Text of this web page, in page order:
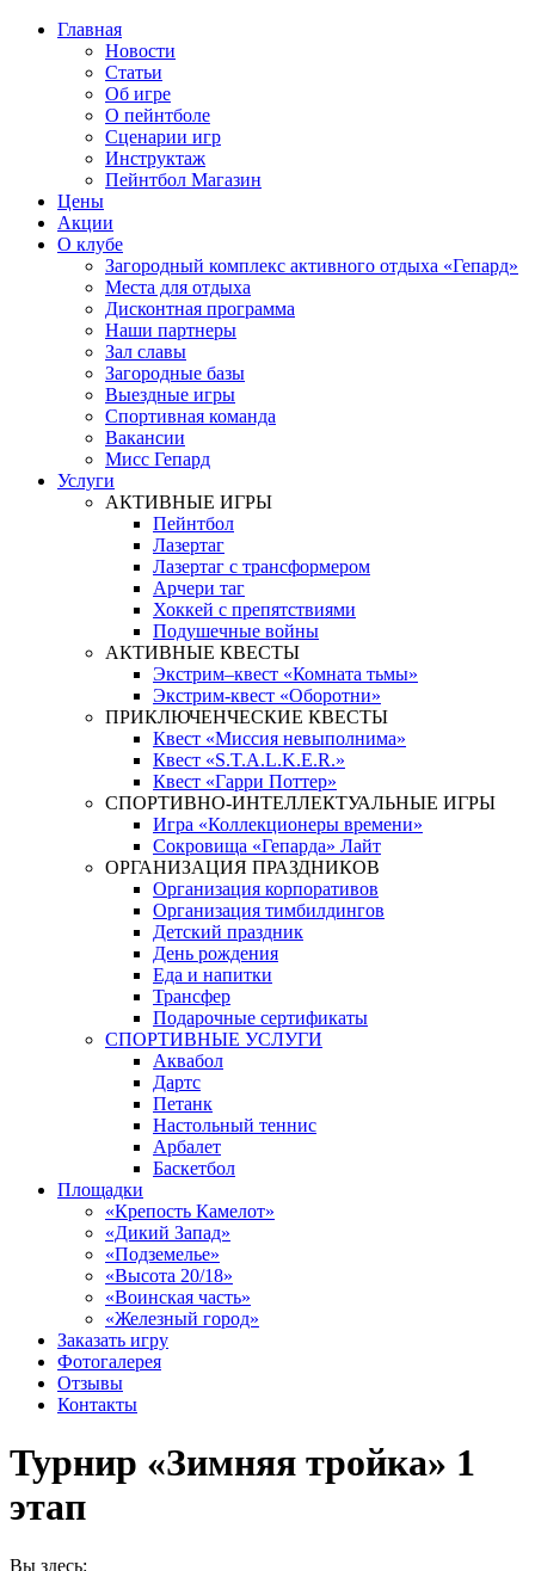
Главная
Новости
Статьи
Об игре
О пейнтболе
Сценарии игр
Инструктаж
Пейнтбол Магазин
Цены
Акции
О клубе
Загородный комплекс активного отдыха «Гепард»
Места для отдыха
Дисконтная программа
Наши партнеры
Зал славы
Загородные базы
Выездные игры
Спортивная команда
Вакансии
Мисс Гепард
Услуги
АКТИВНЫЕ ИГРЫ
Пейнтбол
Лазертаг
Лазертаг с трансформером
Арчери таг
Хоккей с препятствиями
Подушечные войны
АКТИВНЫЕ КВЕСТЫ
Экстрим–квест «Комната тьмы»
Экстрим-квест «Оборотни»
ПРИКЛЮЧЕНЧЕСКИЕ КВЕСТЫ
Квест «Миссия невыполнима»
Квест «S.T.A.L.K.E.R.»
Квест «Гарри Поттер»
СПОРТИВНО-ИНТЕЛЛЕКТУАЛЬНЫЕ ИГРЫ
Игра «Коллекционеры времени»
Сокровища «Гепарда» Лайт
ОРГАНИЗАЦИЯ ПРАЗДНИКОВ
Организация корпоративов
Организация тимбилдингов
Детский праздник
День рождения
Еда и напитки
Трансфер
Подарочные сертификаты
СПОРТИВНЫЕ УСЛУГИ
Аквабол
Дартс
Петанк
Настольный теннис
Арбалет
Баскетбол
Площадки
«Крепость Камелот»
«Дикий Запад»
«Подземелье»
«Высота 20/18»
«Воинская часть»
«Железный город»
Заказать игру
Фотогалерея
Отзывы
Контакты
Турнир «Зимняя тройка» 1
этап
Вы здесь: